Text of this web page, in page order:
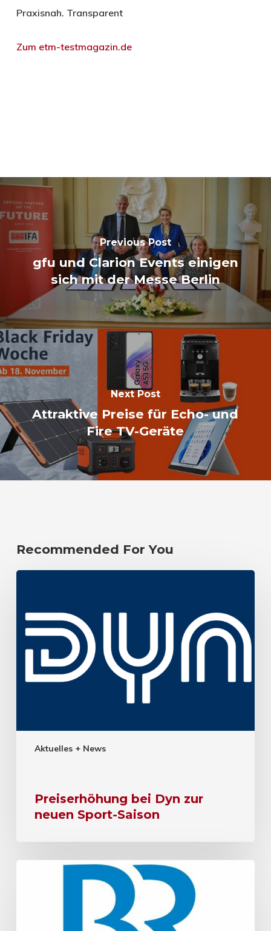
Praxisnah. Transparent
Zum etm-testmagazin.de
Previous Post
gfu und Clarion Events einigen
sich mit der Messe Berlin
Next Post
Attraktive Preise für Echo- und
Fire TV-Geräte
Recommended For You
Aktuelles + News
Preiserhöhung bei Dyn zur
neuen Sport-Saison